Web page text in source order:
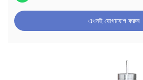
এখনই যোগাযোগ করুন